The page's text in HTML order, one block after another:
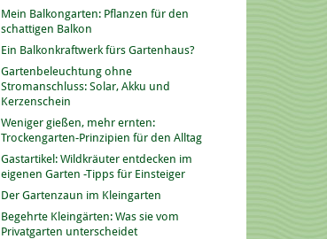
Mein Balkongarten: Pflanzen für den
schattigen Balkon
Ein Balkonkraftwerk fürs Gartenhaus?
Gartenbeleuchtung ohne
Stromanschluss: Solar, Akku und
Kerzenschein
Weniger gießen, mehr ernten:
Trockengarten-Prinzipien für den Alltag
Gastartikel: Wildkräuter entdecken im
eigenen Garten -Tipps für Einsteiger
Der Gartenzaun im Kleingarten
Begehrte Kleingärten: Was sie vom
Privatgarten unterscheidet